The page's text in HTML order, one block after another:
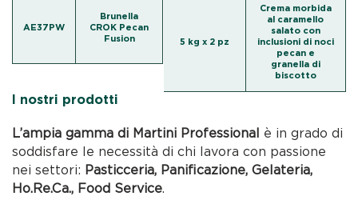
AE37PW
Brunella
CROK Pecan
Fusion
5 kg x 2 pz
Crema morbida
al caramello
salato con
inclusioni di noci
pecan e
granella di
biscotto
I nostri prodotti
L’ampia gamma di Martini Professional è in grado di
soddisfare le necessità di chi lavora con passione
nei settori: Pasticceria, Panificazione, Gelateria,
Ho.Re.Ca., Food Service.